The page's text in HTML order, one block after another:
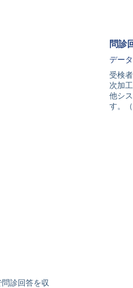
問診
デー
受検
次加
他シ
す。
診回答を収